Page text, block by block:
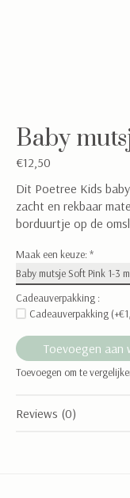
Baby
€12,50
Dit Poetree Kids
zacht en rekbaar
borduurtje op de
Maak een keuze: *
Cadeauverpakking :
Cadeauverpakking
Toevoegen aan
Toevoegen om te
Reviews (0)